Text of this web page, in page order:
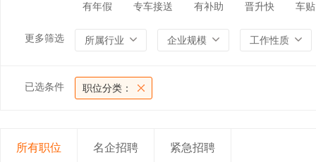
有年假 专车接送 有补助 晋升快 车贴
更多筛选 所属行业 企业规模 工作性质
已选条件 职位分类：
所有职位 名企招聘 紧急招聘